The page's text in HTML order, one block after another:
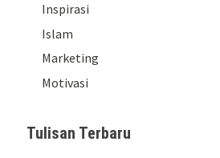
Inspirasi
Islam
Marketing
Motivasi
Tulisan Terbaru